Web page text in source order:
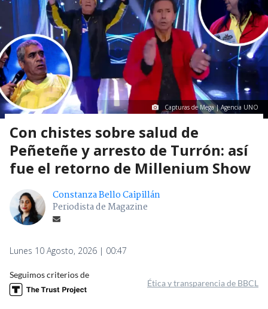
Capturas de Mega | Agencia UNO
Con chistes sobre salud de
Peñeteñe y arresto de Turrón: así
fue el retorno de Millenium Show
Constanza Bello Caipillán
Periodista de Magazine
Lunes 10 Agosto, 2026 | 00:47
Seguimos criterios de
Ética y transparencia de BBCL